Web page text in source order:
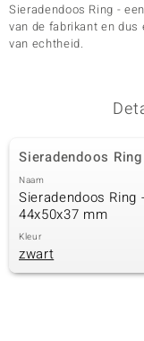
Sieradendoos Ring -
van de fabrikant en
van echtheid.
Sieradendoos Ring
Naam
Sieradendoos Ring -
44x50x37 mm
Kleur
zwart